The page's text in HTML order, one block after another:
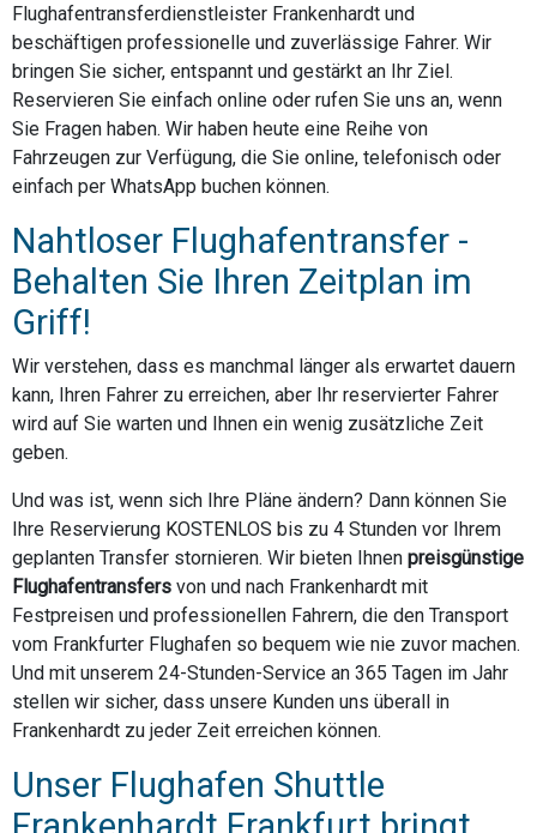
Flughafentransferdienstleister Frankenhardt und
beschäftigen professionelle und zuverlässige Fahrer. Wir
bringen Sie sicher, entspannt und gestärkt an Ihr Ziel.
Reservieren Sie einfach online oder rufen Sie uns an, wenn
Sie Fragen haben. Wir haben heute eine Reihe von
Fahrzeugen zur Verfügung, die Sie online, telefonisch oder
einfach per WhatsApp buchen können.
Nahtloser Flughafentransfer -
Behalten Sie Ihren Zeitplan im
Griff!
Wir verstehen, dass es manchmal länger als erwartet dauern
kann, Ihren Fahrer zu erreichen, aber Ihr reservierter Fahrer
wird auf Sie warten und Ihnen ein wenig zusätzliche Zeit
geben.
Und was ist, wenn sich Ihre Pläne ändern? Dann können Sie
Ihre Reservierung KOSTENLOS bis zu 4 Stunden vor Ihrem
geplanten Transfer stornieren. Wir bieten Ihnen preisgünstige
Flughafentransfers von und nach Frankenhardt mit
Festpreisen und professionellen Fahrern, die den Transport
vom Frankfurter Flughafen so bequem wie nie zuvor machen.
Und mit unserem 24-Stunden-Service an 365 Tagen im Jahr
stellen wir sicher, dass unsere Kunden uns überall in
Frankenhardt zu jeder Zeit erreichen können.
Unser Flughafen Shuttle